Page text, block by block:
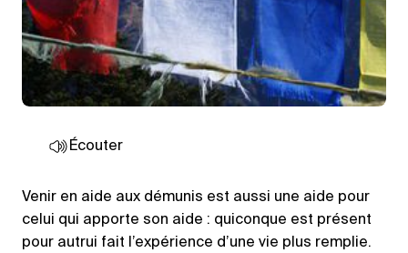
Écouter
Venir en aide aux démunis est aussi une aide pour
celui qui apporte son aide : quiconque est présent
pour autrui fait l’expérience d’une vie plus remplie.